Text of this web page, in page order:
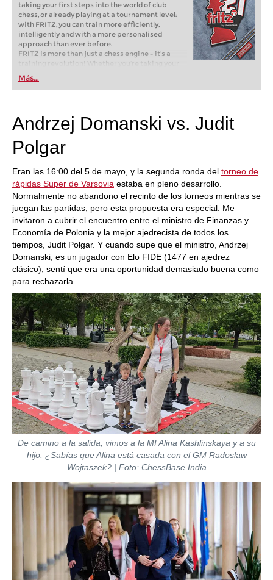
taking your first steps into the world of club
chess, or already playing at a tournament level:
with FRITZ, you can train more efficiently,
intelligently and with a more personalised
approach than ever before.
FRITZ is more than just a chess engine – it’s a
training revolution! Whether you’re taking your
first steps into the world of club chess, or already
playing at a tournament level: with FRITZ, you can
train more efficiently, intelligently and with a
Más...
Andrzej Domanski vs. Judit
Polgar
Eran las 16:00 del 5 de mayo, y la segunda ronda del torneo de
rápidas Super de Varsovia estaba en pleno desarrollo.
Normalmente no abandono el recinto de los torneos mientras se
juegan las partidas, pero esta propuesta era especial. Me
invitaron a cubrir el encuentro entre el ministro de Finanzas y
Economía de Polonia y la mejor ajedrecista de todos los
tiempos, Judit Polgar. Y cuando supe que el ministro, Andrzej
Domanski, es un jugador con Elo FIDE (1477 en ajedrez
clásico), sentí que era una oportunidad demasiado buena como
para rechazarla.
De camino a la salida, vimos a la MI Alina Kashlinskaya y a su
hijo. ¿Sabías que Alina está casada con el GM Radoslaw
Wojtaszek? | Foto: ChessBase India